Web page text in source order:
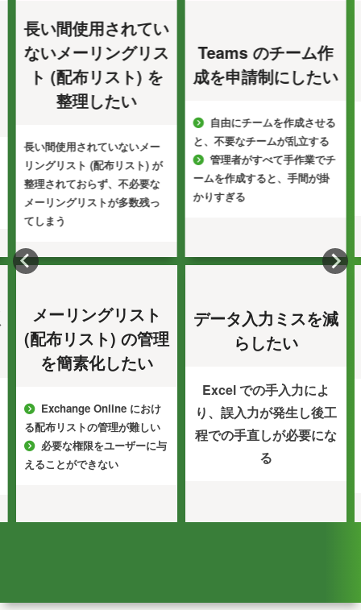
間使用されてい
メーリングリス
(配布リスト) を
整理したい
間使用されていないメー
グリスト (配布リスト) が
されておらず、不必要な
リングリストが多数残っ
まう
ーリングリスト
布リスト) の管理
を簡素化したい
Exchange Online におけ
布リストの管理が難しい
必要な権限をユーザーに与
ことができない
Teams のチーム作
成を申請制にしたい
自由にチームを作成させる
と、不要なチームが乱立する
管理者がすべて手作業でチ
ームを作成すると、手間が掛
かりすぎる
データ入力ミスを減
らしたい
Excel での手入力によ
り、誤入力が発生し後工
程での手直しが必要にな
承
紙の
るた
かり
業
況
各担
や会
かか